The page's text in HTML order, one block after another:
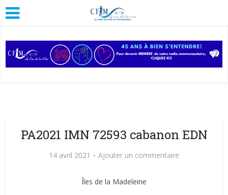
PA2021 IMN 72593 cabanon EDN
14 avril 2021 Ajouter un commentaire
Îles de la Madeleine